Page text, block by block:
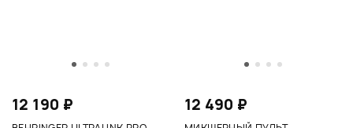
12 190 ₽ 12 490 ₽